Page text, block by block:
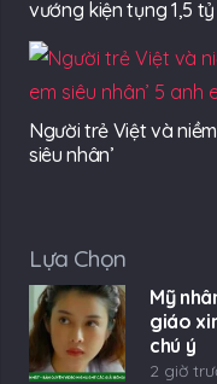
vướng kiện tụng 1,5
Người trẻ Việt và
siêu nhân’
Lựa Chọn
Mỹ
giáo
chú ý
2 giờ